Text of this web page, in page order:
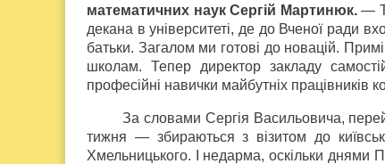
математичних наук Сергій Мартинюк.—
декана в університеті, де до Вченої ради
батьки. Загалом ми готові до новацій.
школам. Тепер директор закладу
професійні навички майбутніх працівників
За словами Сергія Васильовича,
тижня — збираються з візитом до
Хмельницького. І недарма, оскільки днями